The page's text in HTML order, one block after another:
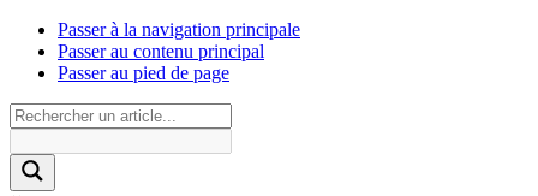
Passer à la navigation principale
Passer au contenu principal
Passer au pied de page